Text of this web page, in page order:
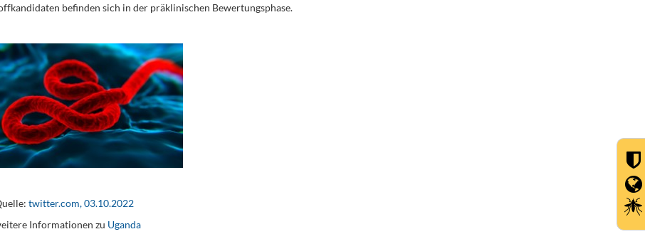
befinden sich in der präklinischen Bewertungsphase.
twitter.com, 03.10.2022
Informationen zu Uganda